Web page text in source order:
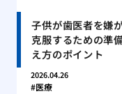
子供が歯医者を嫌
克服するための準
え方のポイント
2026.04.26
医療